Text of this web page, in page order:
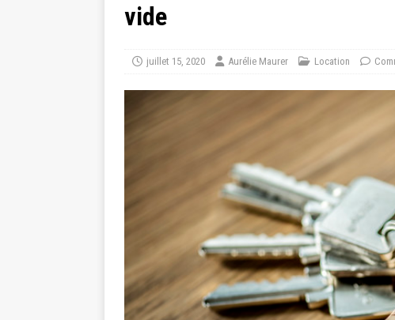
vide
juillet 15, 2020 Aurélie Maurer Location